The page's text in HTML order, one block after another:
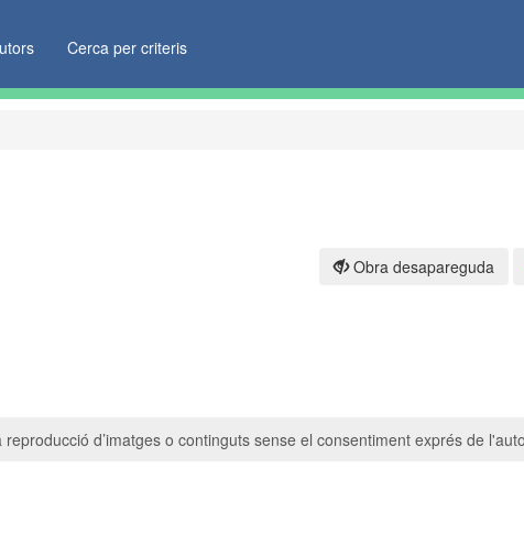
Cerca per criteris
Obra desapareguda
d’imatges o continguts sense el consentiment exprés de